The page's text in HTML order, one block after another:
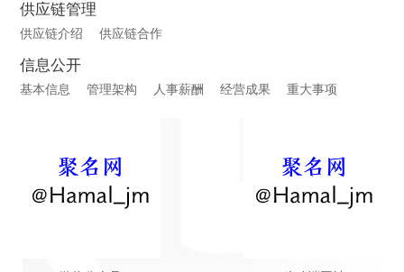
供应链管理
供应链介绍 供应链合作
信息公开
基本信息 管理架构 人事薪酬 经营成果 重大事项